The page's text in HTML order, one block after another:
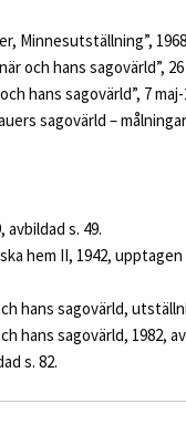
Minnesutställning”,
och hans sagovärld”, 26
hans sagovärld”, 7
sagovärld –
s. 49.
hem II, 1942,
hans sagovärld,
hans sagovärld, 1982,
s. 82.